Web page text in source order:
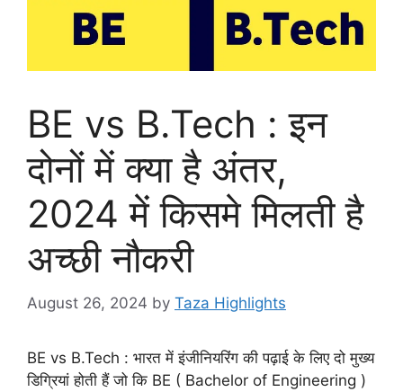
BE vs B.Tech : इन
दोनों में क्या है अंतर,
2024 में किसमे मिलती है
अच्छी नौकरी
August 26, 2024 by Taza Highlights
BE vs B.Tech : भारत में इंजीनियरिंग की पढ़ाई के लिए दो मुख्य
डिग्रियां होती हैं जो कि BE ( Bachelor of Engineering )